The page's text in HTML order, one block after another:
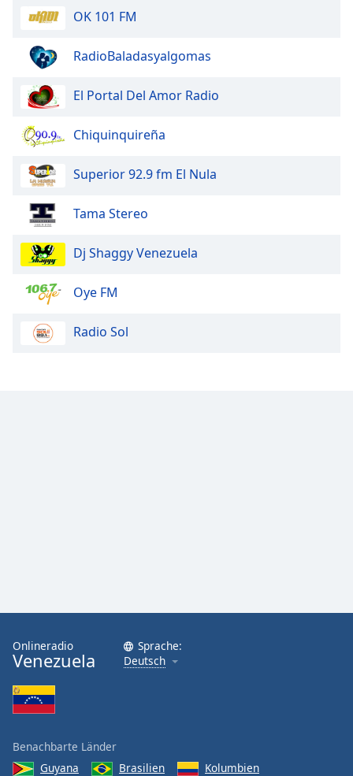
OK 101 FM
RadioBaladasyalgomas
El Portal Del Amor Radio
Chiquinquireña
Superior 92.9 fm El Nula
Tama Stereo
Dj Shaggy Venezuela
Oye FM
Radio Sol
Onlineradio
Venezuela
Sprache:
Deutsch
Benachbarte Länder
Guyana
Brasilien Kolumbien